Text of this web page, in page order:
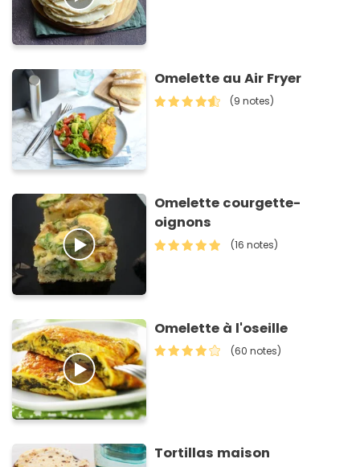
Omelette au Air Fryer
(9 notes)
Omelette courgette-
oignons
(16 notes)
Omelette à l'oseille
(60 notes)
Tortillas maison